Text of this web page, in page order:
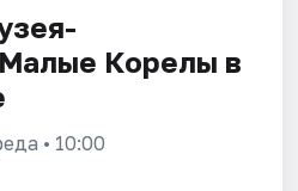
Корелы в
• 10:00